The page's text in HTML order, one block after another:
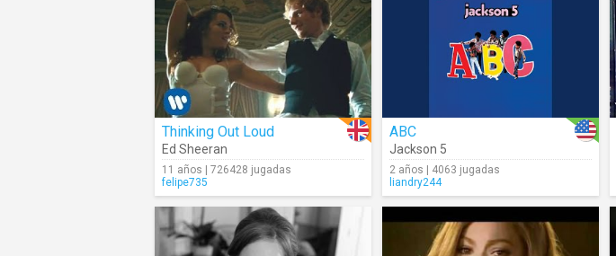
Thinking Out Loud
Ed Sheeran
11 años | 726428 jugadas
felipe735
ABC
Jackson 5
2 años | 4063 jugadas
liandry244